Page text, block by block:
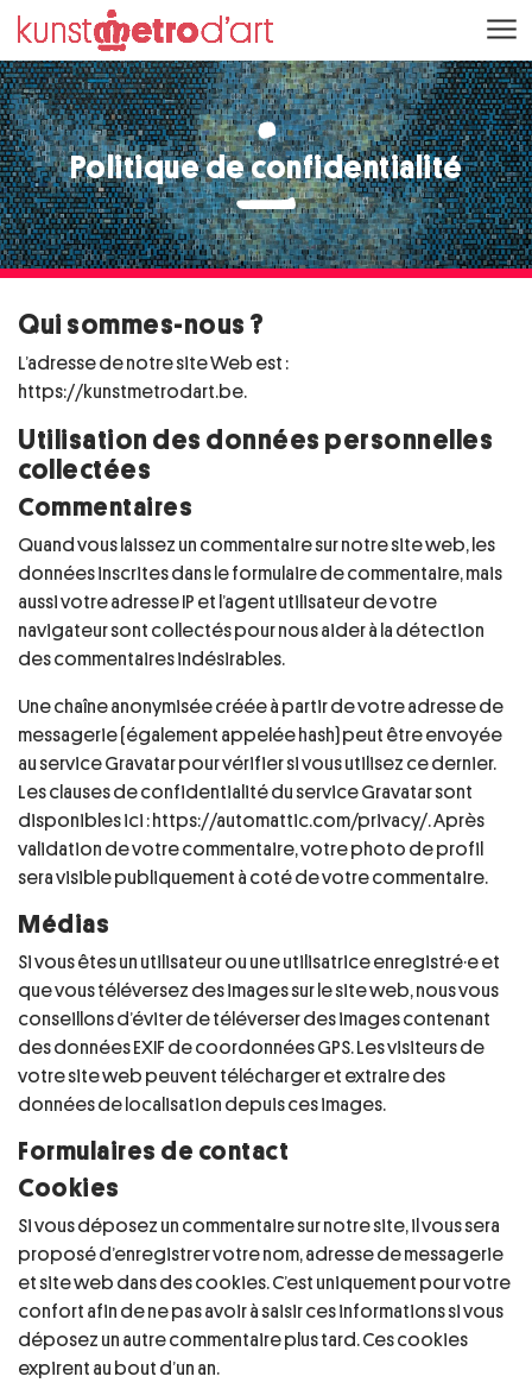
Aller au contenu
Kunstmétrod’art
Politique de confidentialité
Qui sommes-nous ?
L’adresse de notre site Web est :
https://kunstmetrodart.be.
Utilisation des données personnelles
collectées
Commentaires
Quand vous laissez un commentaire sur notre site web, les
données inscrites dans le formulaire de commentaire, mais
aussi votre adresse IP et l’agent utilisateur de votre
navigateur sont collectés pour nous aider à la détection
des commentaires indésirables.
Une chaîne anonymisée créée à partir de votre adresse de
messagerie (également appelée hash) peut être envoyée
au service Gravatar pour vérifier si vous utilisez ce dernier.
Les clauses de confidentialité du service Gravatar sont
disponibles ici : https://automattic.com/privacy/. Après
validation de votre commentaire, votre photo de profil
sera visible publiquement à coté de votre commentaire.
Médias
Si vous êtes un utilisateur ou une utilisatrice enregistré·e et
que vous téléversez des images sur le site web, nous vous
conseillons d’éviter de téléverser des images contenant
des données EXIF de coordonnées GPS. Les visiteurs de
votre site web peuvent télécharger et extraire des
données de localisation depuis ces images.
Formulaires de contact
Cookies
Si vous déposez un commentaire sur notre site, il vous sera
proposé d’enregistrer votre nom, adresse de messagerie
et site web dans des cookies. C’est uniquement pour votre
confort afin de ne pas avoir à saisir ces informations si vous
déposez un autre commentaire plus tard. Ces cookies
expirent au bout d’un an.